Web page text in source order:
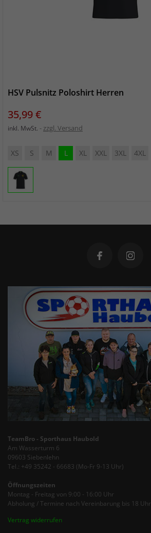
HSV Pulsnitz Poloshirt Herren
Preis
35,99 €
inkl. MwSt. zzgl. Versand
XS S M L XL XXL 3XL 4XL
TeamBro - Sporthaus Haubold
Am Wasserturm 6
09603 Siebenlehn
Tel.: +49 35242 - 66683 (Mo-Fr 9-13 Uhr)
Öffnungszeiten
Montag - Freitag von 9:00 - 16:00 Uhr
Abholung / Termine nach Vereinbarung bis 18 Uhr
Vertrag widerrufen